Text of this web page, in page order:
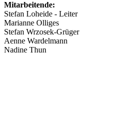
Mitarbeitende:
Stefan Loheide - Leiter
Marianne Olliges
Stefan Wrzosek-Grüger
Aenne Wardelmann
Nadine Thun